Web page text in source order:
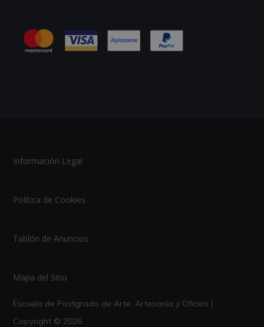
Información Legal
Política de Cookies
Tablón de Anuncios
Mapa del Sitio
Escuela de Postgrado de Arte, Artesanía y Oficios |
Copyright © 2026